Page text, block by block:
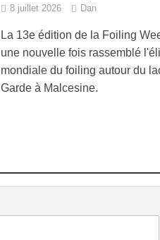
8 juillet 2026 Dan
La 13e édition de la Foiling
une nouvelle fois rassemblé
mondiale du foiling autour du
Garde à Malcesine.